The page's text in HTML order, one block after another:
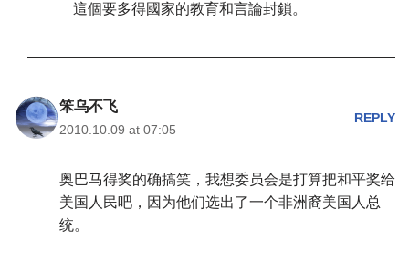
這個要多得國家的教育和言論封鎖。
笨乌不飞
2010.10.09 at 07:05
REPLY
奥巴马得奖的确搞笑，我想委员会是打算把和平奖给
美国人民吧，因为他们选出了一个非洲裔美国人总
统。